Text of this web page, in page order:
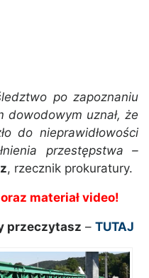
po zapoznaniu
dowodowym uznał, że
do nieprawidłowości
przestępstwa –
, rzecznik prokuratury.
materiał video!
przeczytasz – TUTAJ